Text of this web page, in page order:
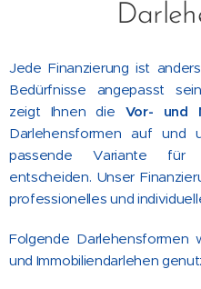
Jede Finanzierung ist
Bedürfnisse angepasst
zeigt Ihnen die Vor- und
Darlehensformen auf und
passende Variante für
entscheiden. Unser
professionelles und
Folgende Darlehensformen
und Immobiliendarlehen